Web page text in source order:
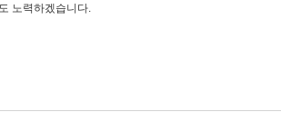
노력하겠습니다.